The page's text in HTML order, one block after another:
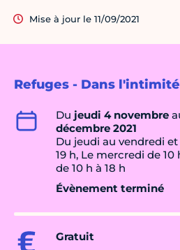
Refuges - Dans
Du jeudi 4 novembre
décembre 2021
Du jeudi au vendredi et
19 h, Le mercredi de 10
de 10 h à 18 h
Évènement terminé
Gratuit
Mise à jour le 11/09/2021